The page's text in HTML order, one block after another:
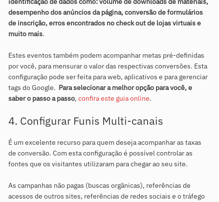
desempenho dos anúncios da página, conversão de formulários
de inscrição, erros encontrados no check out de lojas virtuais e
muito mais.
Estes eventos também podem acompanhar metas pré-definidas
por você, para mensurar o valor das respectivas conversões. Esta
configuração pode ser feita para web, aplicativos e para gerenciar
tags do Google. Para selecionar a melhor opção para você, e
saber o passo a passo,confira este guia online.
4. Configurar Funis Multi-canais
É um excelente recurso para quem deseja acompanhar as taxas
de conversão. Com esta configuração é possível controlar as
fontes que os visitantes utilizaram para chegar ao seu site.
As campanhas não pagas (buscas orgânicas), referências de
acessos de outros sites, referências de redes sociais e o tráfego